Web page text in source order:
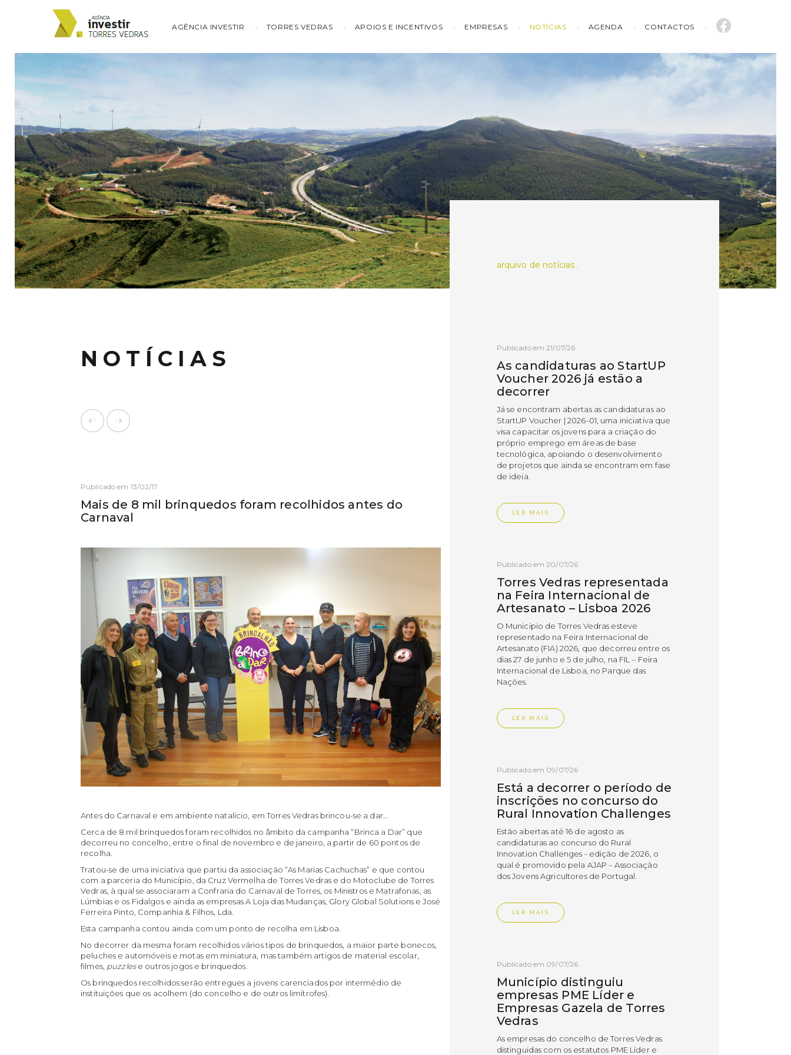
AGÊNCIA INVESTIR TORRES VEDRAS APOIOS E INCENTIVOS EMPRESAS NOTÍCIAS AGENDA CONTACTOS
NOTÍCIAS
Publicado em 13/02/17
Mais de 8 mil brinquedos foram recolhidos antes do
Carnaval
Antes do Carnaval e em ambiente natalício, em Torres Vedras brincou-se a dar…
Cerca de 8 mil brinquedos foram recolhidos no âmbito da campanha “Brinca a Dar” que
decorreu no concelho, entre o final de novembro e de janeiro, a partir de 60 pontos de
recolha.
Tratou-se de uma iniciativa que partiu da associação “As Marias Cachuchas” e que contou
com a parceria do Município, da Cruz Vermelha de Torres Vedras e do Motoclube de Torres
Vedras, à qual se associaram a Confraria do Carnaval de Torres, os Ministros e Matrafonas, as
Lúmbias e os Fidalgos e ainda as empresas A Loja das Mudanças, Glory Global Solutions e José
Ferreira Pinto, Companhia & Filhos, Lda.
Esta campanha contou ainda com um ponto de recolha em Lisboa.
No decorrer da mesma foram recolhidos vários tipos de brinquedos, a maior parte bonecos,
peluches e automóveis e motas em miniatura, mas também artigos de material escolar,
filmes, puzzlese outros jogos e brinquedos.
Os brinquedos recolhidos serão entregues a jovens carenciados por intermédio de
instituições que os acolhem (do concelho e de outros limítrofes).
arquivo de notícias .
Publicado em 21/07/26
As candidaturas ao StartUP
Voucher 2026 já estão a
decorrer
Já se encontram abertas as candidaturas ao
StartUP Voucher | 2026-01, uma iniciativa que
visa capacitar os jovens para a criação do
próprio emprego em áreas de base
tecnológica, apoiando o desenvolvimento
de projetos que ainda se encontram em fase
de ideia.
LER MAIS
Publicado em 20/07/26
Torres Vedras representada
na Feira Internacional de
Artesanato – Lisboa 2026
O Município de Torres Vedras esteve
representado na Feira Internacional de
Artesanato (FIA) 2026, que decorreu entre os
dias 27 de junho e 5 de julho, na FIL – Feira
Internacional de Lisboa, no Parque das
Nações.
LER MAIS
Publicado em 09/07/26
Está a decorrer o período de
inscrições no concurso do
Rural Innovation Challenges
Estão abertas até 16 de agosto as
candidaturas ao concurso do Rural
Innovation Challenges - edição de 2026, o
qual é promovido pela AJAP – Associação
dos Jovens Agricultores de Portugal.
LER MAIS
Publicado em 09/07/26
Município distinguiu
empresas PME Líder e
Empresas Gazela de Torres
Vedras
As empresas do concelho de Torres Vedras
distinguidas com os estatutos PME Líder e